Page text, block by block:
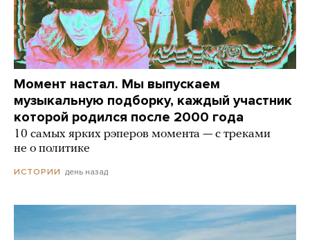
Момент настал. Мы выпускаем
музыкальную подборку, каждый участник
которой родился после 2000 года
10 самых ярких рэперов момента — с треками
не о политике
ИСТОРИИ день назад